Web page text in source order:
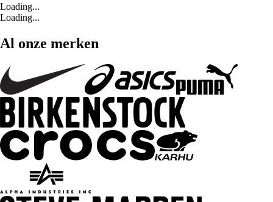
Loading...
Loading...
Al onze merken